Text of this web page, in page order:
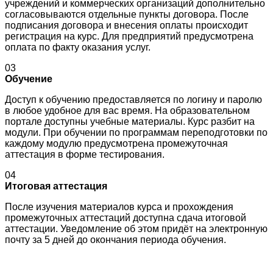
учреждений и коммерческих организаций дополнительно
согласовываются отдельные пункты договора. После
подписания договора и внесения оплаты происходит
регистрация на курс. Для предприятий предусмотрена
оплата по факту оказания услуг.
03
Обучение
Доступ к обучению предоставляется по логину и паролю
в любое удобное для вас время. На образовательном
портале доступны учебные материалы. Курс разбит на
модули. При обучении по программам переподготовки по
каждому модулю предусмотрена промежуточная
аттестация в форме тестирования.
04
Итоговая аттестация
После изучения материалов курса и прохождения
промежуточных аттестаций доступна сдача итоговой
аттестации. Уведомление об этом придёт на электронную
почту за 5 дней до окончания периода обучения.